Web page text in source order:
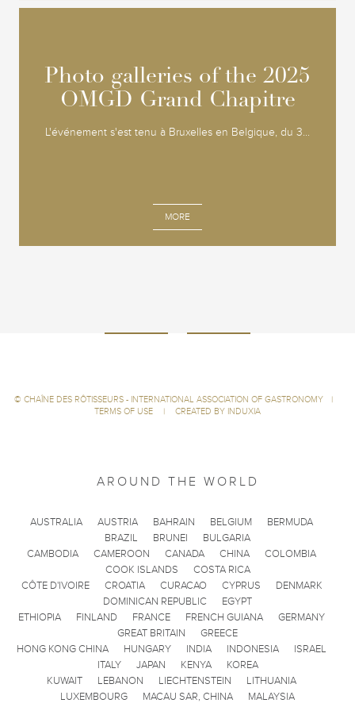
Photo galleries of the 2025
OMGD Grand Chapitre
L'événement s'est tenu à Bruxelles en Belgique, du 3...
MORE
Photo galleries of the 2025
OMGD Grand Chapitre
© CHAÎNE DES RÔTISSEURS - INTERNATIONAL ASSOCIATION OF GASTRONOMY
|
TERMS OF USE
| CREATED BY INDUXIA
AROUND THE WORLD
AUSTRALIA AUSTRIA BAHRAIN BELGIUM
BERMUDA
BRAZIL
BRUNEI
BULGARIA
CAMBODIA
CAMEROON CANADA CHINA
COLOMBIA
COOK ISLANDS
COSTA RICA
CÔTE D'IVOIRE
CROATIA CURACAO CYPRUS
DENMARK
DOMINICAN REPUBLIC
EGYPT
ETHIOPIA
FINLAND FRANCE FRENCH GUIANA
GERMANY
GREAT BRITAIN
GREECE
HONG KONG CHINA
HUNGARY INDIA INDONESIA
ISRAEL
ITALY
JAPAN KENYA
KOREA
KUWAIT
LEBANON LIECHTENSTEIN
LITHUANIA
LUXEMBOURG
MACAU SAR, CHINA
MALAYSIA